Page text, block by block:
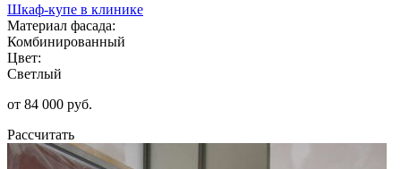
Шкаф-купе в клинике
Материал фасада:
Комбинированный
Цвет:
Светлый
от 84 000 руб.
Рассчитать